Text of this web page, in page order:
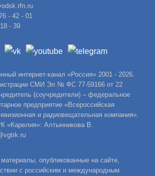
- 42 - 01
- 39
интернет-канал «Россия» 2001 - 2026.
СМИ Эл № ФС 77-59166 от 22
(соучредители) – федеральное
предприятие «Всероссийская
и радиовещательная компания».
«Карелия»: Алтынникова В.
опубликованные на сайте,
с российским и международным